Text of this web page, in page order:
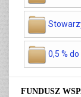
0,5 %
FUNDUSZ